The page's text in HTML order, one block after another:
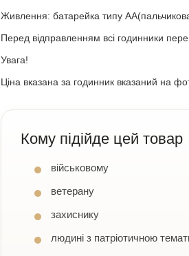
Живлення: батарейка типу
Перед відправленням всі годинники
Увага!
Ціна вказана за годинник вказаний на
Кому підійде цей товар
військовому
ветерану
захиснику
людині з патріотичною